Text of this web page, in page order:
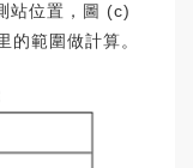
站位置，圖 (c)
的範圍做計算。